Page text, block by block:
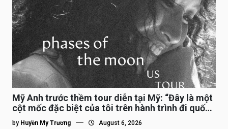
Mỹ Anh trước thềm tour diễn tại Mỹ: “Đây là một
cột mốc đặc biệt của tôi trên hành trình đi quốc
tế”
by Huyền My Trương August 6, 2026